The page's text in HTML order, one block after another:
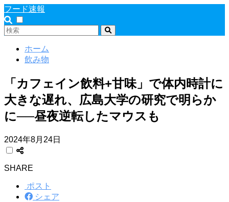
フード速報
ホーム
飲み物
「カフェイン飲料+甘味」で体内時計に
大きな遅れ、広島大学の研究で明らか
に──昼夜逆転したマウスも
2024年8月24日
SHARE
ポスト
シェア